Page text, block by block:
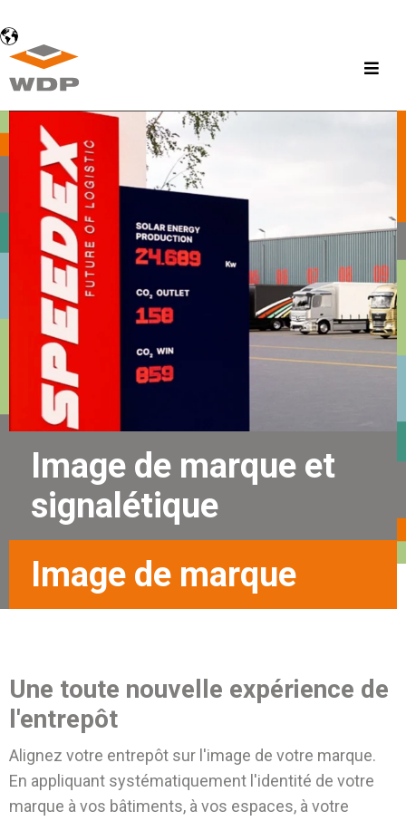
Image de marque et
signalétique
Image de marque
Une toute nouvelle expérience de
l'entrepôt
Alignez votre entrepôt sur l'image de votre marque.
En appliquant systématiquement l'identité de votre
marque à vos bâtiments, à vos espaces, à votre